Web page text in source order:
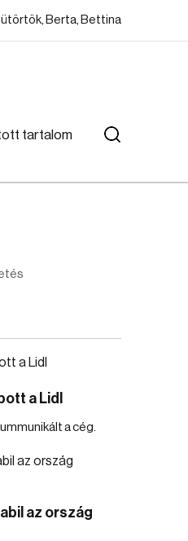
Berta, Bettina
tartalom
a Lidl
a cég.
az ország